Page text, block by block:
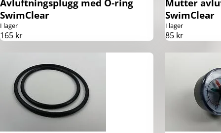
Avluftningsplugg med O-ring
SwimClear
I lager
165 kr
Mutter
SwimClear
I lager
85 kr